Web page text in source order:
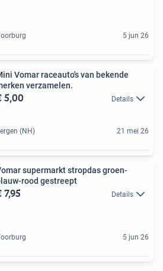
5 jun 26
Vomar raceauto's van bekende
verzamelen.
5,00 Details
(NH) 21 mei 26
supermarkt stropdas groen-
rood gestreept
7,95 Details
5 jun 26